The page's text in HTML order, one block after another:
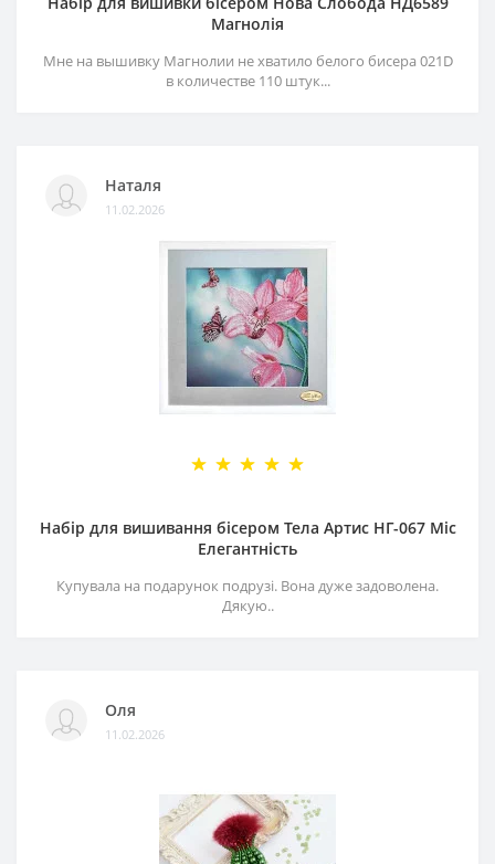
Магнолія
Мне на вышивку Магнолии не хватило белого бисера 021D
в количестве 110 штук...
Наталя
11.02.2026
Набір для вишивання бісером Тела Артис НГ-067 Міс
Елегантність
Купувала на подарунок подрузі. Вона дуже задоволена.
Дякую..
Оля
11.02.2026